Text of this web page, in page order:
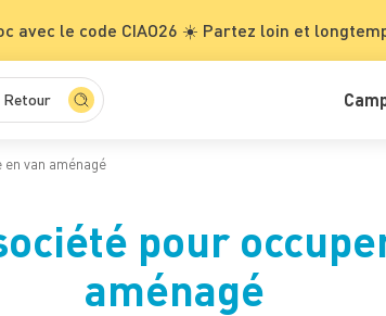
avec le code CIAO26 ☀️ Partez loin et
Retour
van aménagé
pour
aménagé